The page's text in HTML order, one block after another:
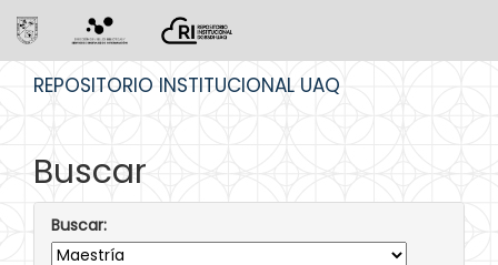
REPOSITORIO INSTITUCIONAL UAQ
Buscar
Buscar: